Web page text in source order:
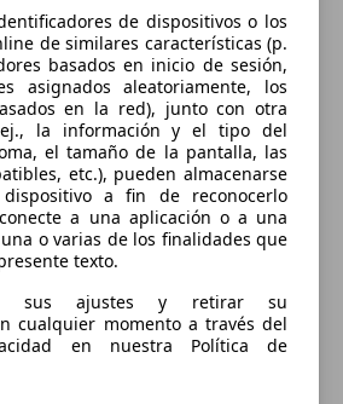
de dispositivos o los
de similares características (p.
basados en inicio de sesión,
asignados aleatoriamente, los
en la red), junto con otra
la información y el tipo del
el tamaño de la pantalla, las
etc.), pueden almacenarse
a fin de reconocerlo
a una aplicación o a una
o varias de los finalidades que
texto.
sus ajustes y retirar su
cualquier momento a través del
en nuestra Política de